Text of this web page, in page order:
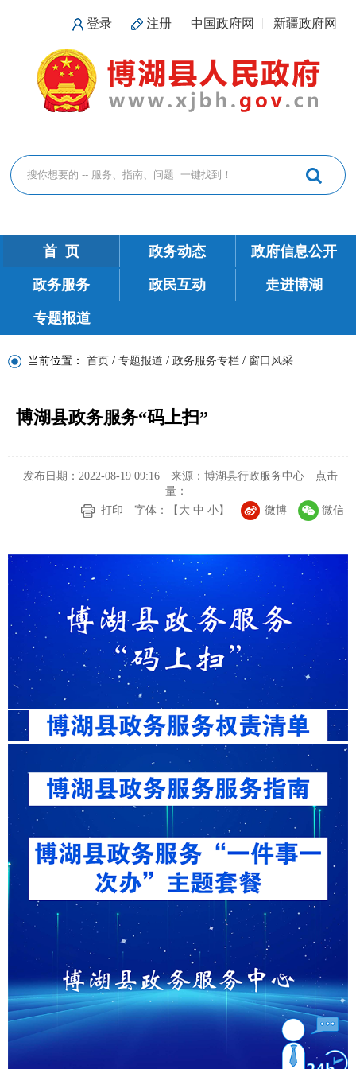
登录 注册 中国政府网 新疆政府网
首 页 政务动态 政府信息公开
政务服务 政民互动 走进博湖
专题报道
当前位置： 首页 / 专题报道 / 政务服务专栏 / 窗口风采
博湖县政务服务“码上扫”
发布日期：2022-08-19 09:16 来源：博湖县行政服务中心
点击
量：
打印
字体：【 大 中 小】 微博 微信